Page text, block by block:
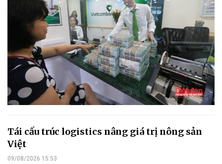
Tái cấu trúc logistics nâng giá trị nông sản
Việt
09/08/2026 15:53